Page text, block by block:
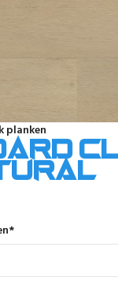
planken
*